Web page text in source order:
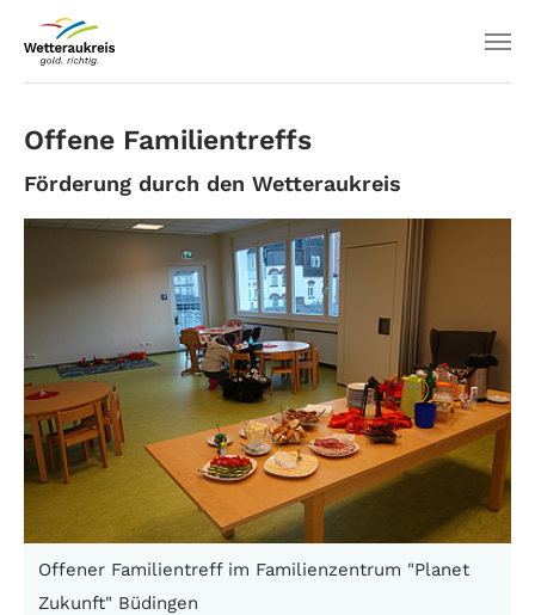
Offene Familientreffs
Förderung durch den Wetteraukreis
Offener Familientreff im Familienzentrum "Planet
Zukunft" Büdingen